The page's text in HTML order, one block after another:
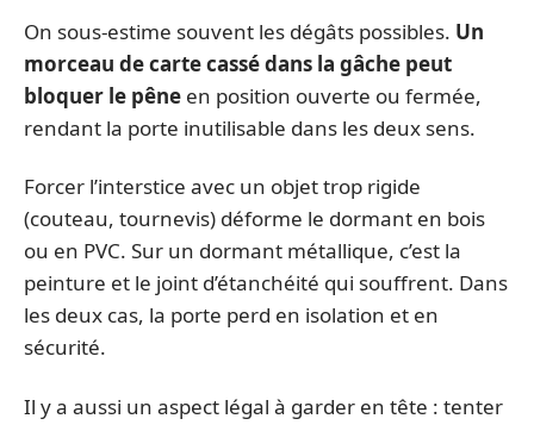
On sous-estime souvent les dégâts possibles. Un
morceau de carte cassé dans la gâche peut
bloquer le pêne en position ouverte ou fermée,
rendant la porte inutilisable dans les deux sens.
Forcer l’interstice avec un objet trop rigide
(couteau, tournevis) déforme le dormant en bois
ou en PVC. Sur un dormant métallique, c’est la
peinture et le joint d’étanchéité qui souffrent. Dans
les deux cas, la porte perd en isolation et en
sécurité.
Il y a aussi un aspect légal à garder en tête : tenter